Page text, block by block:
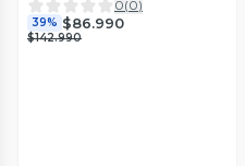
0(0)
39% $86.990
$142.990